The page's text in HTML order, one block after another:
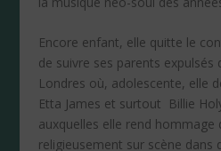
Encore enfant, elle quitte le
de suivre ses parents expulsés
Londres où, adolescente, elle
Etta James et surtout Billie
auxquelles elle rend hommage
religieusement sur scène dans